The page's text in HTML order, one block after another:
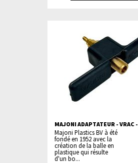
MAJONI ADAPTATEUR - VRAC -
Majoni Plastics BV à été
fondé en 1952 avec la
création de la balle en
plastique qui résulte
d'un bo...